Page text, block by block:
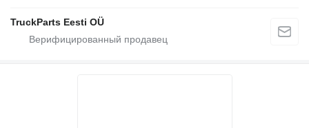
TruckParts Eesti OÜ